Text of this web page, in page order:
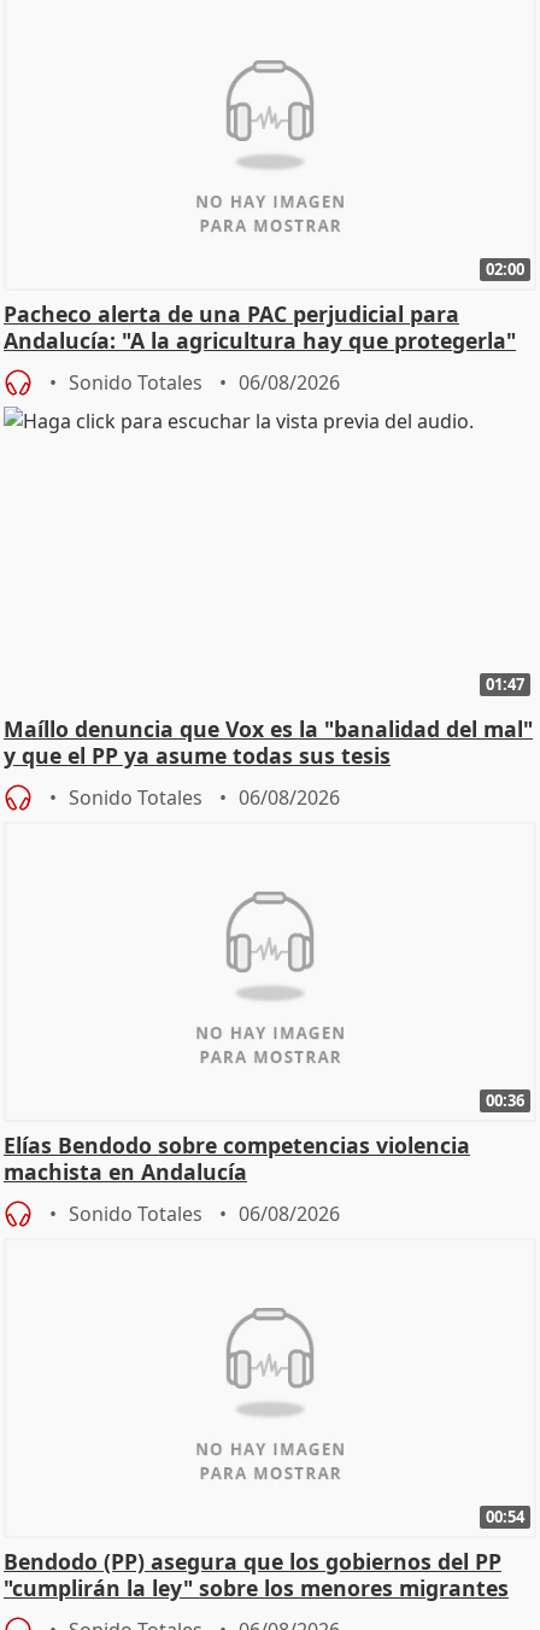
02:00
Pacheco alerta de una PAC perjudicial para
Andalucía: "A la agricultura hay que protegerla"
Sonido Totales 06/08/2026
01:47
Maíllo denuncia que Vox es la "banalidad del mal"
y que el PP ya asume todas sus tesis
Sonido Totales 06/08/2026
00:36
Elías Bendodo sobre competencias violencia
machista en Andalucía
Sonido Totales 06/08/2026
00:54
Bendodo (PP) asegura que los gobiernos del PP
"cumplirán la ley" sobre los menores migrantes